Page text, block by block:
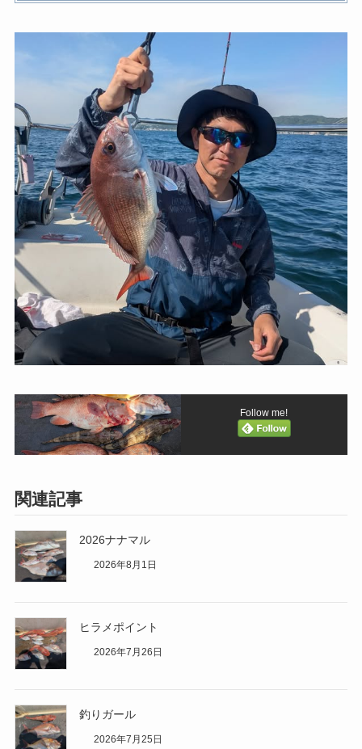
Follow me!
関連記事
2026ナナマル
2026年8月1日
ヒラメポイント
2026年7月26日
釣りガール
2026年7月25日